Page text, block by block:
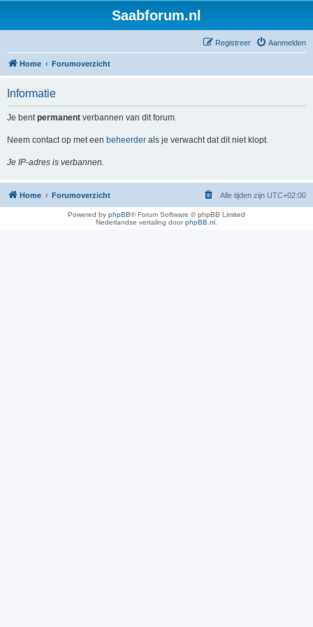
Saabforum.nl
Aanmelden
Registreer
Home Forumoverzicht
Informatie
Je bentpermanent verbannen van dit forum.
Neem contact op met een beheerder als je verwacht dat dit niet klopt.
Je IP-adres is verbannen.
Home Forumoverzicht Alle tijden zijn UTC+02:00
Powered by phpBB® Forum Software © phpBB Limited
Nederlandse vertaling doorphpBB.nl